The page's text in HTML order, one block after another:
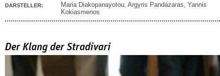
DARSTELLER: Maria Diakopanayotou Argyris Pandazaras Yannis
Kokiasmenos
Der Klang der Stradivari